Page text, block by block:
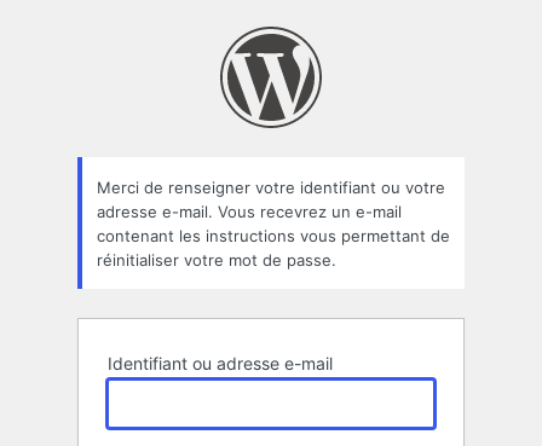
oublié
Merci de renseigner votre identifiant ou votre
adresse e-mail. Vous recevrez un e-mail
contenant les instructions vous permettant de
réinitialiser votre mot de passe.
Identifiant ou adresse e-mail